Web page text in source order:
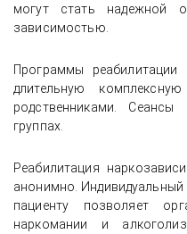
Отзыв о
медицинским
могут стать надежной
зависимостью.
Программы реабилитации
длительную
родственниками.
группах.
Реабилитация
анонимно.
пациенту позволяет
наркомании и